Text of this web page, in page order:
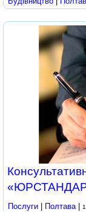
Послуги Полтава|